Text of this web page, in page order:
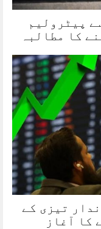
پیٹرولیم
کا مطالبہ
تیزی کے
کا آغاز